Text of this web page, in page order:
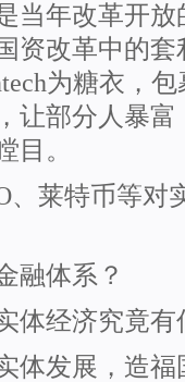
当年改革开
资改革中的
为糖衣，
让部分人暴
目。
、莱特币等对
融体系？
体经济究竟有
体发展，造